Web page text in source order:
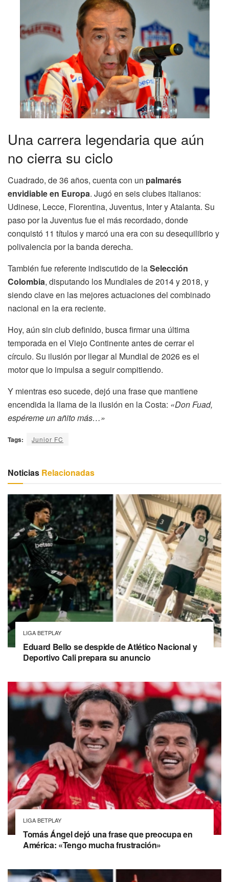
Una carrera legendaria que aún
no cierra su ciclo
Cuadrado, de 36 años, cuenta con un palmarés
envidiable en Europa. Jugó en seis clubes italianos:
Udinese, Lecce, Fiorentina, Juventus, Inter y Atalanta. Su
paso por la Juventus fue el más recordado, donde
conquistó 11 títulos y marcó una era con su desequilibrio y
polivalencia por la banda derecha.
También fue referente indiscutido de laSelección
Colombia, disputando los Mundiales de 2014 y 2018, y
siendo clave en las mejores actuaciones del combinado
nacional en la era reciente.
Hoy, aún sin club definido, busca firmar una última
temporada en el Viejo Continente antes de cerrar el
círculo. Su ilusión por llegar al Mundial de 2026 es el
motor que lo impulsa a seguir compitiendo.
Y mientras eso sucede, dejó una frase que mantiene
encendida la llama de la ilusión en la Costa: «Don Fuad,
espéreme un añito más…»
Tags: Junior FC
Noticias Relacionadas
LIGA BETPLAY
Eduard Bello se despide de Atlético Nacional y
Deportivo Cali prepara su anuncio
LIGA BETPLAY
Tomás Ángel dejó una frase que preocupa en
América: «Tengo mucha frustración»